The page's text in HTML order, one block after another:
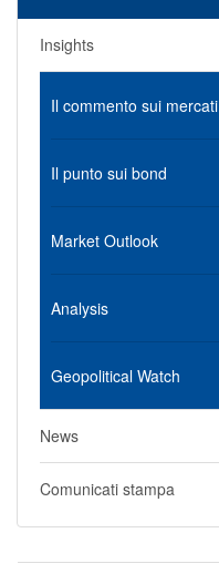
Insights
Il commento sui mercati
Il punto sui bond
Market Outlook
Analysis
Geopolitical Watch
News
Comunicati stampa